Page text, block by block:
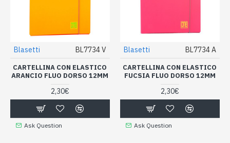
Blasetti BL7734 V
CARTELLINA CON ELASTICO
ARANCIO FLUO DORSO 12MM
2,30€
Ask Question
Blasetti BL7734 A
CARTELLINA CON ELASTICO
FUCSIA FLUO DORSO 12MM
2,30€
Ask Question